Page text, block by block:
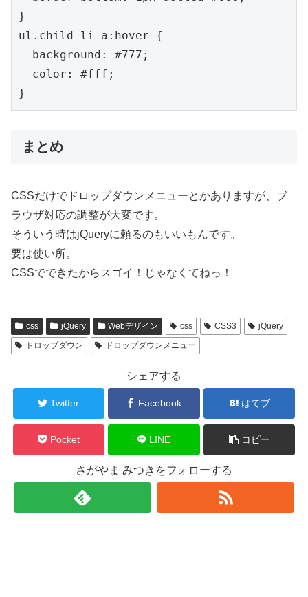
}
ul.child li a:hover {
  background: #777;
  color: #fff;
まとめ
CSSだけでドロップダウンメニューとかありますが、ブ
ラウザ対応の調整が大変です。
そういう時はjQueryに頼るのもいいもんです。
要は使い所。
CSSでできたからスゴイ！じゃなくてねっ！
css jQuery Webデザイン css CSS3
jQuery
ドロップダウン
ドロップダウンメニュー
シェアする
Twitter Facebook はてブ
Pocket LINE コピー
さがやま みつきをフォローする